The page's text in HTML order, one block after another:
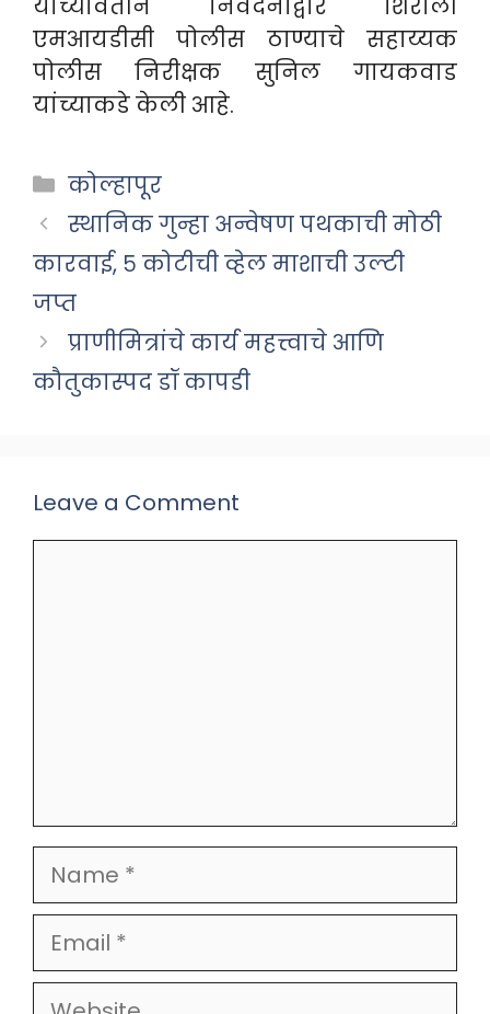
यांच्यावतीने निवेदनाद्वारे शिरोली
एमआयडीसी पोलीस ठाण्याचे सहाय्यक
पोलीस निरीक्षक सुनिल गायकवाड
यांच्याकडे केली आहे.
Categories
कोल्हापूर
स्थानिक गुन्हा अन्वेषण पथकाची मोठी
कारवाई, ५ कोटीची व्हेल माशाची उल्टी
जप्त
प्राणीमित्रांचे कार्य महत्त्वाचे आणि
कौतुकास्पद डॉ कापडी
Leave a Comment
Name
Email
Website